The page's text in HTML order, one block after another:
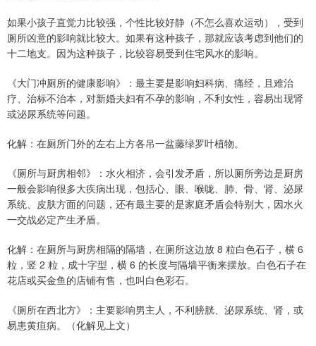
如果小孩子直觉力比较强，个性比较好静（不怎么喜欢运动），受到
厕所凶意的影响就比较大。如果有这种孩子，那就应该考虑到他们的
十二地支。因为这种孩子，比较容易受到住宅风水的影响。
《大门冲厕所的健康影响》：最主要是影响妇科病、痛经，且难治
疗、治标不治本，对新婚夫妇有不孕的影响，不利女性，容易出现肾
或泌尿系统等问题。
化解：在厕所门外的左右上方各吊一盆藤绿罗叶植物。
《厕所与厨房相邻》：水火相济，会引发矛盾，所以厕所旁边是厨房
一般会影响很多大疾病出现，包括心、眼、喉咙、肺、骨、肾、泌尿
系统、皮肤方面的问题，还有最主要的是家庭矛盾会特别大，因水火
一交战必定产生矛盾。
化解：在厕所与厨房相隔的隔墙，在厕所这边放 8 粒白色石子，横 6
粒，竖 2 粒，成十字型，横 6 的长度与隔墙平衡来摆放。白色石子在
花店或买金鱼的店铺有售，也叫白色彩石。
《厕所在西北方》：主要影响男主人，不利膀胱、泌尿系统、肾，或
易患黄疸病。（化解见上文）